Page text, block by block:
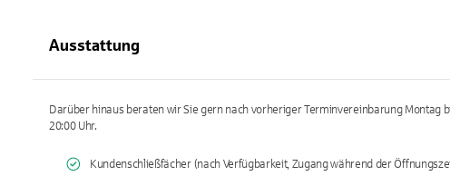
Ausstattung
Darüber hinaus beraten wir Sie gern nach vorheriger Terminvereinbarung Montag
20:00 Uhr.
Kundenschließfächer (nach Verfügbarkeit, Zugang während der